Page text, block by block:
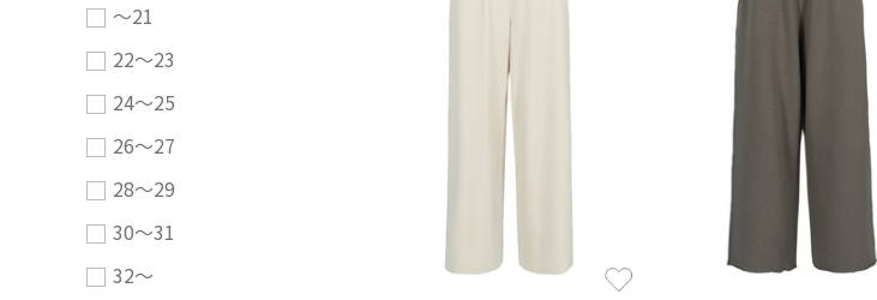
～21
22～23
24～25
26～27
28～29
30～31
32～